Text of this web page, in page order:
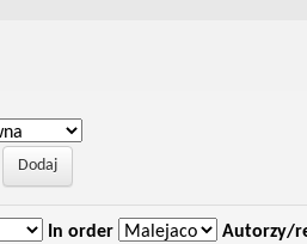
In order Autorzy/